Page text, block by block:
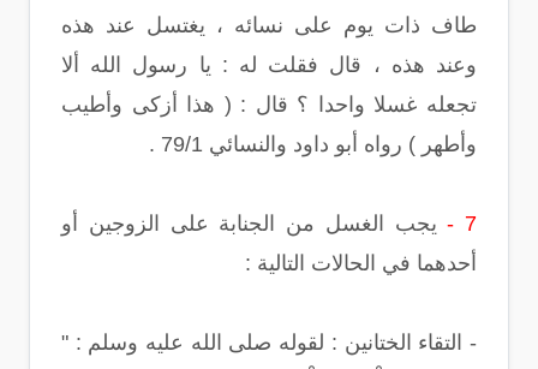
طاف ذات يوم على نسائه ، يغتسل عند هذه
وعند هذه ، قال فقلت له : يا رسول الله ألا
تجعله غسلا واحدا ؟ قال : ( هذا أزكى وأطيب
وأطهر ) رواه أبو داود والنسائي 79/1 .
7 -
يجب الغسل من الجنابة على الزوجين أو
أحدهما في الحالات التالية :
- التقاء الختانين : لقوله صلى الله عليه وسلم : "